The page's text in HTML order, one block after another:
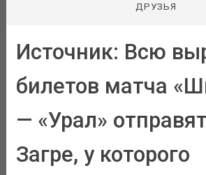
ДРУЗЬЯ
Источник: Всю
билетов матча
— «Урал»
Загре, у которого